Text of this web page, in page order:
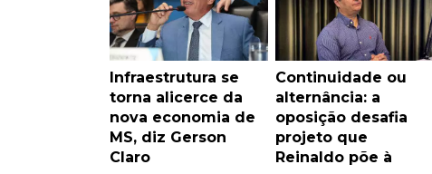
Infraestrutura se
torna alicerce da
nova economia de
MS, diz Gerson
Claro
Continuidade ou
alternância: a
oposição desafia
projeto que
Reinaldo põe à